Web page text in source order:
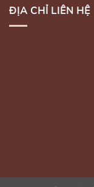
ĐỊA CHỈ LIÊN HỆ